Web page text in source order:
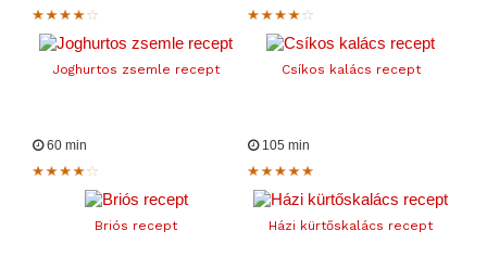
Joghurtos zsemle recept Csíkos kalács recept
60 min
Briós recept
105 min
Házi kürtőskalács recept